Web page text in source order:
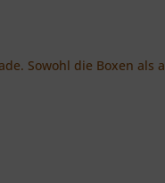
Sowohl die Boxen als